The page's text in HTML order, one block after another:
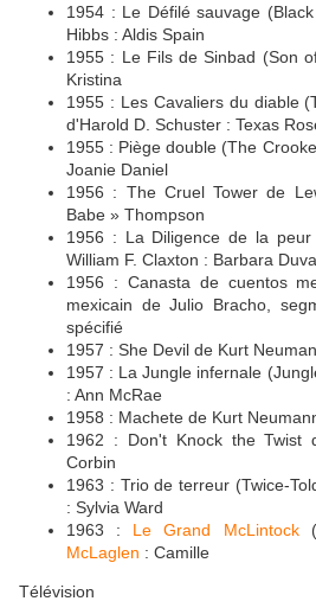
1954 : Le Défilé sauvage
Hibbs : Aldis Spain
1955 : Le Fils de Sinbad (Son
Kristina
1955 : Les Cavaliers du diable
d'Harold D. Schuster : Texas
1955 : Piège double (The
Joanie Daniel
1956 : The Cruel Tower de
Babe » Thompson
1956 : La Diligence de la
William F. Claxton : Barbara
1956 : Canasta de cuentos
mexicain de Julio Bracho,
spécifié
1957 : She Devil de Kurt
1957 : La Jungle infernale
: Ann McRae
1958 : Machete de Kurt
1962 : Don't Knock the Twist
Corbin
1963 : Trio de terreur (Twice-
: Sylvia Ward
1963 : Le Grand McLintock(
McLaglen : Camille
Télévision